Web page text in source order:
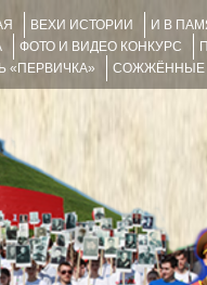
ВЕХИ ИСТОРИИ И В
ФОТО И ВИДЕО КОНКУРС
«ПЕРВИЧКА»
СОЖЖЁННЫЕ